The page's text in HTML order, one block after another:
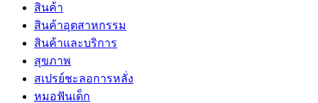
สินค้า
สินค้าอุตสาหกรรม
สินค้าและบริการ
สุขภาพ
สเปรย์ชะลอการหลั่ง
หมอฟันเด็ก